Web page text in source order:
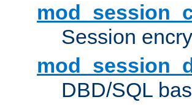
Session
DBD/SQL